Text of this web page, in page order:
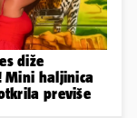
diže
Mini haljinica
previše